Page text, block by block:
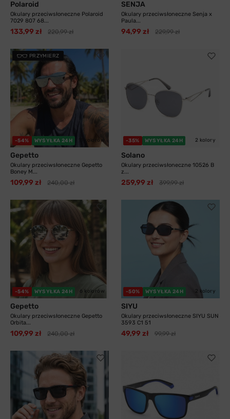
Polaroid
Okulary przeciwsłoneczne Polaroid
7029 807 68...
133,99 zł 220,99 zł
SENJA
Okulary przeciwsłoneczne Senja x
Paula...
94,99 zł 229,99 zł
PRZYMIERZ
-54% WYSYŁKA 24H 11 kolorów
Gepetto
Okulary przeciwsłoneczne Gepetto
Boney M...
109,99 zł 240,00 zł
-35% WYSYŁKA 24H 2 kolory
Solano
Okulary przeciwsłoneczne 10526 B
z...
259,99 zł 399,99 zł
-54% WYSYŁKA 24H 6 kolorów
Gepetto
Okulary przeciwsłoneczne Gepetto
Orbita...
109,99 zł 240,00 zł
-50% WYSYŁKA 24H 2 kolory
SIYU
Okulary przeciwsłoneczne SIYU SUN
3593 C1 51
49,99 zł 99,99 zł